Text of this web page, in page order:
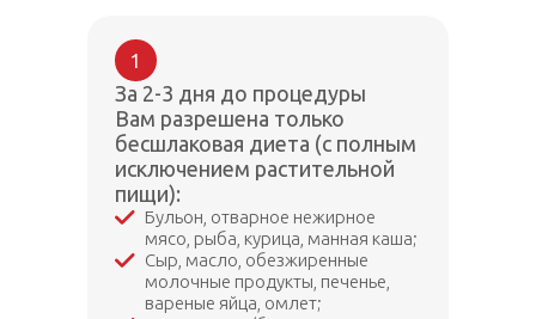
1
За 2-3 дня до процедуры
Вам разрешена только
бесшлаковая диета (с полным
исключением растительной
пищи):
Бульон, отварное нежирное
мясо, рыба, курица, манная каша;
Сыр, масло, обезжиренные
молочные продукты, печенье,
вареные яйца, омлет;